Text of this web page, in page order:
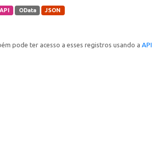
API OData JSON
pode ter acesso a esses registros usando a API